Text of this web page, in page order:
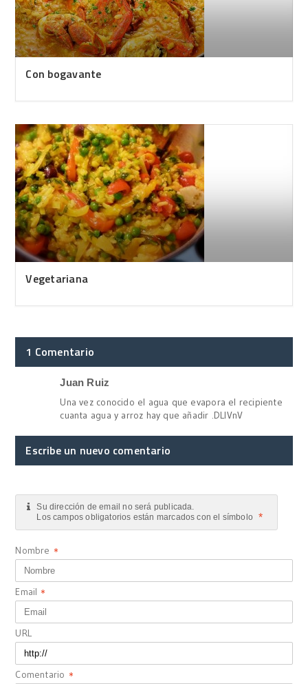
Con bogavante
Vegetariana
1 Comentario
Juan Ruiz
Una vez conocido el agua que evapora el recipiente
cuanta agua y arroz hay que añadir .DLIVnV
Escribe un nuevo comentario
Su dirección de email no será publicada.
Los campos obligatorios están marcados con el símbolo
*
Nombre *
Email *
URL
Comentario *